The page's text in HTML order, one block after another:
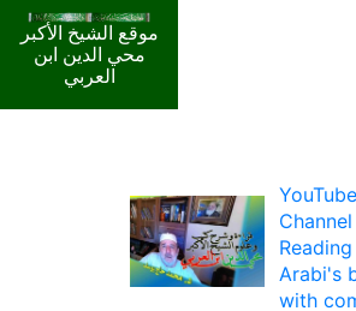
موقع الشيخ الأكبر
محي الدين ابن
العربي
YouTube
Channel
Arabi's
with